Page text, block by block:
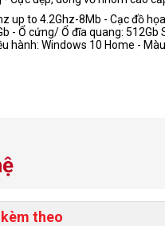
up to 4.2Ghz-8Mb - Cạc đồ
- Ổ cứng/ Ổ đĩa quang: 512Gb
hành: Windows 10 Home -
theo